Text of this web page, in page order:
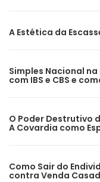
A Estética da
Simples Nacional
com IBS e CBS e
O Poder Destrutivo
A Covardia como
Como Sair do
contra Venda